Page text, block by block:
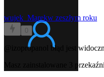
wujek_Marekw zeszłym roku
0
@izopropanol
błąd jest
Masz zainstalowane 3